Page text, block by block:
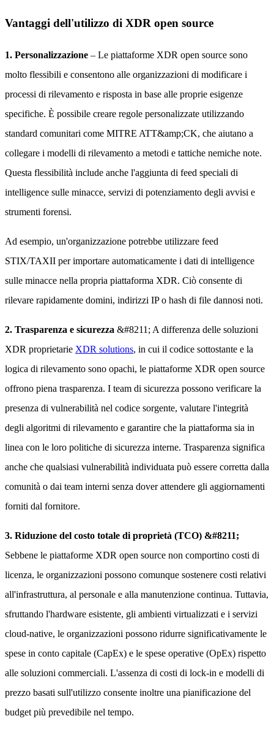
Vantaggi dell'utilizzo di XDR open source
1. Personalizzazione – Le piattaforme XDR open source sono
molto flessibili e consentono alle organizzazioni di modificare i
processi di rilevamento e risposta in base alle proprie esigenze
specifiche. È possibile creare regole personalizzate utilizzando
standard comunitari come MITRE ATT&amp;CK, che aiutano a
collegare i modelli di rilevamento a metodi e tattiche nemiche note.
Questa flessibilità include anche l'aggiunta di feed speciali di
intelligence sulle minacce, servizi di potenziamento degli avvisi e
strumenti forensi.
Ad esempio, un'organizzazione potrebbe utilizzare feed
STIX/TAXII per importare automaticamente i dati di intelligence
sulle minacce nella propria piattaforma XDR. Ciò consente di
rilevare rapidamente domini, indirizzi IP o hash di file dannosi noti.
2. Trasparenza e sicurezza &#8211; A differenza delle soluzioni
XDR proprietarie XDR solutions, in cui il codice sottostante e la
logica di rilevamento sono opachi, le piattaforme XDR open source
offrono piena trasparenza. I team di sicurezza possono verificare la
presenza di vulnerabilità nel codice sorgente, valutare l'integrità
degli algoritmi di rilevamento e garantire che la piattaforma sia in
linea con le loro politiche di sicurezza interne. Trasparenza significa
anche che qualsiasi vulnerabilità individuata può essere corretta dalla
comunità o dai team interni senza dover attendere gli aggiornamenti
forniti dal fornitore.
3. Riduzione del costo totale di proprietà (TCO) &#8211;
Sebbene le piattaforme XDR open source non comportino costi di
licenza, le organizzazioni possono comunque sostenere costi relativi
all'infrastruttura, al personale e alla manutenzione continua. Tuttavia,
sfruttando l'hardware esistente, gli ambienti virtualizzati e i servizi
cloud-native, le organizzazioni possono ridurre significativamente le
spese in conto capitale (CapEx) e le spese operative (OpEx) rispetto
alle soluzioni commerciali. L'assenza di costi di lock-in e modelli di
prezzo basati sull'utilizzo consente inoltre una pianificazione del
budget più prevedibile nel tempo.